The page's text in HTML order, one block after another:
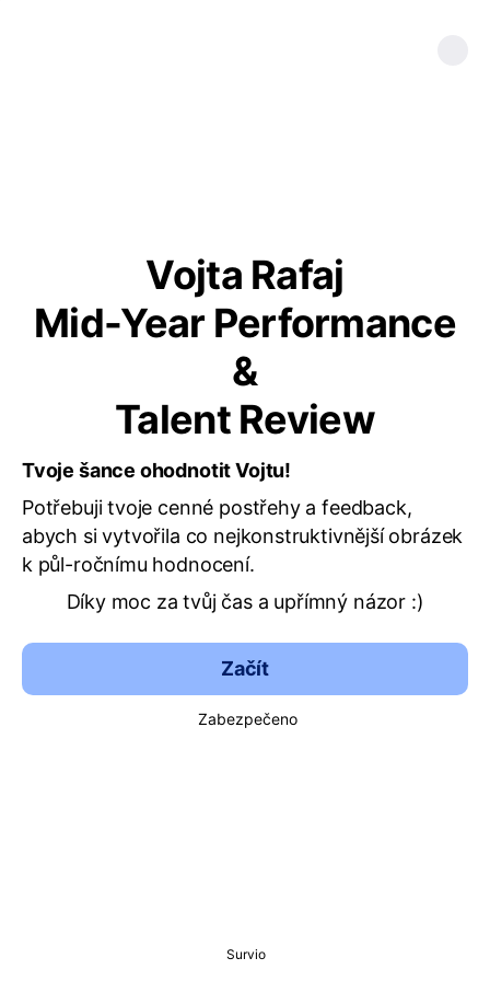
Vojta Rafaj
Mid-Year Performance
&
Talent Review
Tvoje šance ohodnotit Vojtu!
Potřebuji tvoje cenné postřehy a feedback,
abych si vytvořila co nejkonstruktivnější obrázek
k půl-ročnímu hodnocení.
Díky moc za tvůj čas a upřímný názor :)
Začít
Zabezpečeno
Survio